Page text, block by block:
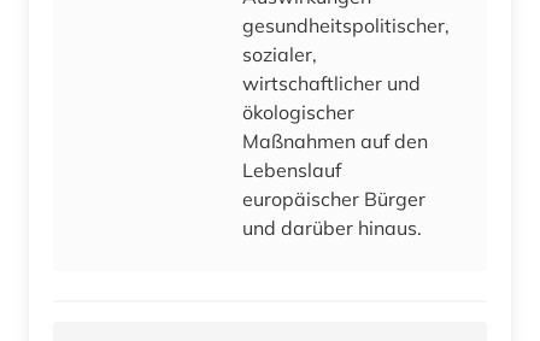
gesundheitspolitischer,
sozialer,
wirtschaftlicher und
ökologischer
Maßnahmen auf den
Lebenslauf
europäischer Bürger
und darüber hinaus.